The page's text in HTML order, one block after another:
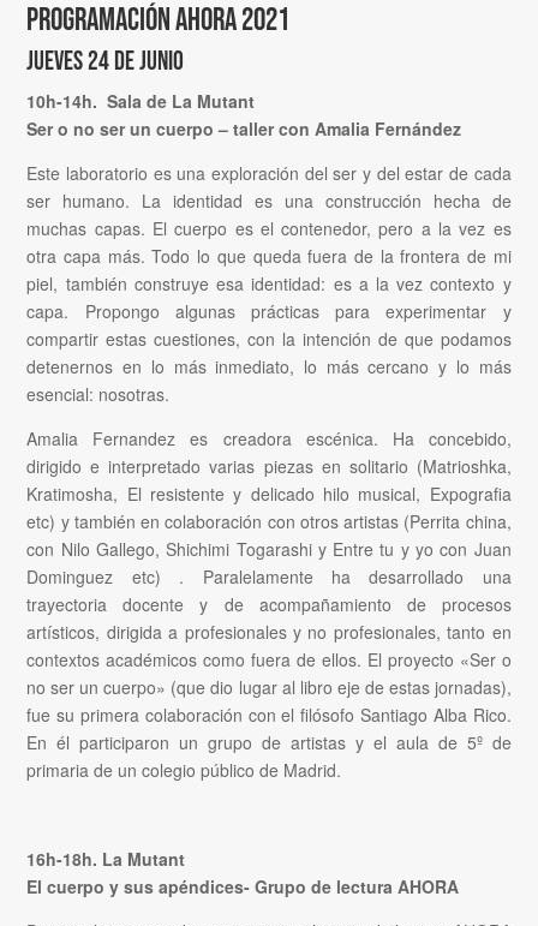
PROGRAMACIÓN AHORA 2021
Jueves 24 de junio
10h-14h. Sala de La Mutant
Ser o no ser un cuerpo – taller con Amalia Fernández
Este laboratorio es una exploración del ser y del estar de cada
ser humano. La identidad es una construcción hecha de
muchas capas. El cuerpo es el contenedor, pero a la vez es
otra capa más. Todo lo que queda fuera de la frontera de mi
piel, también construye esa identidad: es a la vez contexto y
capa. Propongo algunas prácticas para experimentar y
compartir estas cuestiones, con la intención de que podamos
detenernos en lo más inmediato, lo más cercano y lo más
esencial: nosotras.
Amalia Fernandez es creadora escénica. Ha concebido,
dirigido e interpretado varias piezas en solitario (Matrioshka,
Kratimosha, El resistente y delicado hilo musical, Expografia
etc) y también en colaboración con otros artistas (Perrita china,
con Nilo Gallego, Shichimi Togarashi y Entre tu y yo con Juan
Dominguez etc) . Paralelamente ha desarrollado una
trayectoria docente y de acompañamiento de procesos
artísticos, dirigida a profesionales y no profesionales, tanto en
contextos académicos como fuera de ellos. El proyecto «Ser o
no ser un cuerpo» (que dio lugar al libro eje de estas jornadas),
fue su primera colaboración con el filósofo Santiago Alba Rico.
En él participaron un grupo de artistas y el aula de 5º de
primaria de un colegio público de Madrid.
16h-18h. La Mutant
El cuerpo y sus apéndices- Grupo de lectura AHORA